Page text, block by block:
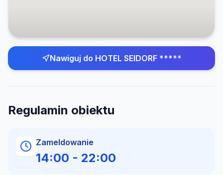
Nawiguj do HOTEL SEIDORF *****
Regulamin obiektu
Zameldowanie
14:00 - 22:00